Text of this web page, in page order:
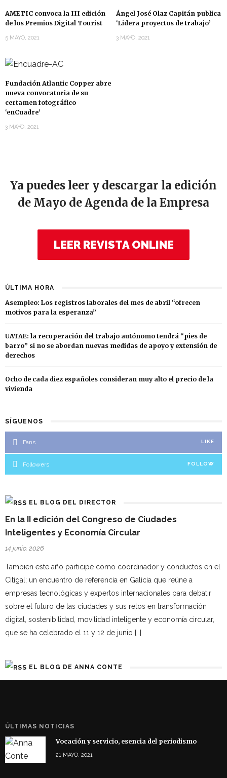
AMETIC convoca la III edición
de los Premios Digital Tourist
5 MAYO, 2021
Ángel José Olaz Capitán publica
‘Lidera proyectos de trabajo’
3 MAYO, 2021
Fundación Atlantic Copper abre
nueva convocatoria de su
certamen fotográfico
‘enCuadre’
3 MAYO, 2021
Ya puedes leer y descargar la edición
de Mayo de Agenda de la Empresa
LEER REVISTA ONLINE
ÚLTIMA HORA
Asempleo: Los registros laborales del mes de abril “ofrecen
motivos para la esperanza”
UATAE: la recuperación del trabajo autónomo tendrá “pies de
barro” si no se abordan nuevas medidas de apoyo y extensión de
derechos
Ocho de cada diez españoles consideran muy alto el precio de la
vivienda
SÍGUENOS
Fans LIKE
Followers FOLLOW
EL BLOG DEL DIRECTOR
En la II edición del Congreso de Ciudades
Inteligentes y Economía Circular
14 junio, 2026
Tambien este año participé como coordinador y conductos en el
Citigal; un encuentro de referencia en Galicia que reúne a
empresas tecnológicas y expertos internacionales para debatir
sobre el futuro de las ciudades y sus retos en transformación
digital, sostenibilidad, movilidad inteligente y economía circular,
que se ha celebrado el 11 y 12 de junio […]
EL BLOG DE ANNA CONTE
ÚLTIMAS NOTICIAS
Vocación y servicio, esencia del periodismo
21 MAYO, 2021